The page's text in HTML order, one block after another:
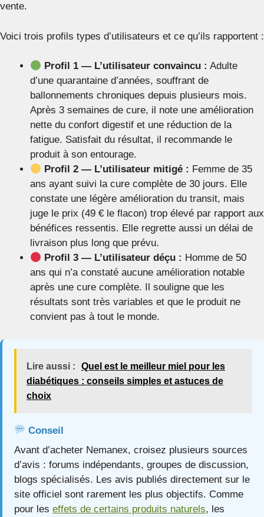
vente.
Voici trois profils types d’utilisateurs et ce qu’ils rapportent :
Profil 1 — L’utilisateur convaincu : Adulte
d’une quarantaine d’années, souffrant de
ballonnements chroniques depuis plusieurs mois.
Après 3 semaines de cure, il note une amélioration
nette du confort digestif et une réduction de la
fatigue. Satisfait du résultat, il recommande le
produit à son entourage.
Profil 2 — L’utilisateur mitigé : Femme de 35
ans ayant suivi la cure complète de 30 jours. Elle
constate une légère amélioration du transit, mais
juge le prix (49 € le flacon) trop élevé par rapport aux
bénéfices ressentis. Elle regrette aussi un délai de
livraison plus long que prévu.
Profil 3 — L’utilisateur déçu : Homme de 50
ans qui n’a constaté aucune amélioration notable
après une cure complète. Il souligne que les
résultats sont très variables et que le produit ne
convient pas à tout le monde.
Lire aussi :
Quel est le meilleur miel pour les
diabétiques : conseils simples et astuces de
choix
Conseil
Avant d’acheter Nemanex, croisez plusieurs sources
d’avis : forums indépendants, groupes de discussion,
blogs spécialisés. Les avis publiés directement sur le
site officiel sont rarement les plus objectifs. Comme
pour les effets de certains produits naturels, les